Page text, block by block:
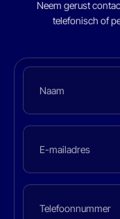
Neem gerust
telefonisch of